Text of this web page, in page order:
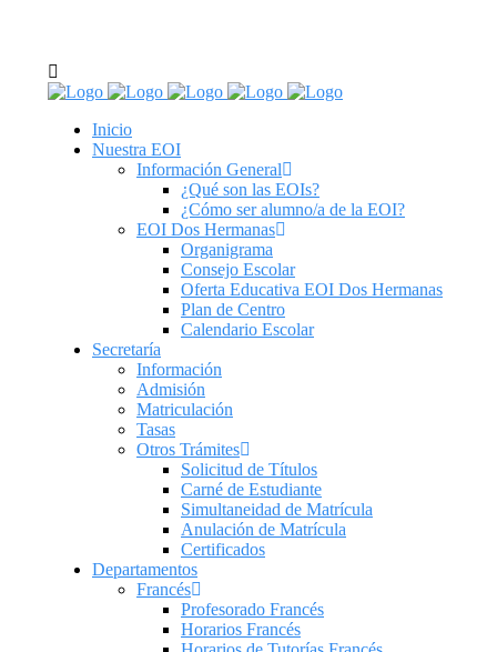
tel: 955 62 43 03
Inicio
Nuestra EOI
Información General
¿Qué son las EOIs?
¿Cómo ser alumno/a de la EOI?
EOI Dos Hermanas
Organigrama
Consejo Escolar
Oferta Educativa EOI Dos Hermanas
Plan de Centro
Calendario Escolar
Secretaría
Información
Admisión
Matriculación
Tasas
Otros Trámites
Solicitud de Títulos
Carné de Estudiante
Simultaneidad de Matrícula
Anulación de Matrícula
Certificados
Departamentos
Francés
Profesorado Francés
Horarios Francés